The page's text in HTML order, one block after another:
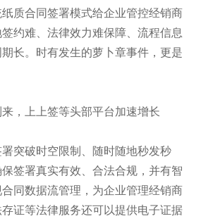
质合同签署模式给企业管控经销商
约难、法律效力难保障、流程信息
长。时有发生的萝卜章事件，更是
突破时空限制、随时随地秒发秒
签署真实有效、合法合规，并有智
同数据流管理，为企业管理经销商
证等法律服务还可以提供电子证据